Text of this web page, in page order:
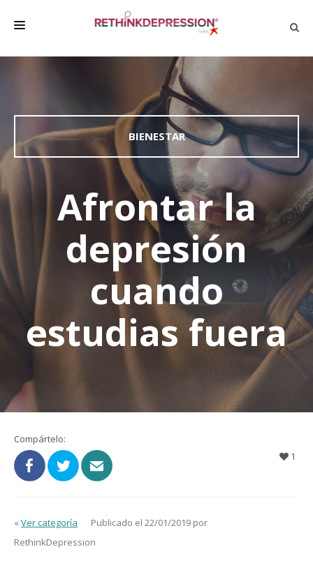
ACERCA DE LA DEPRESIÓN
HABLAR CON LOS DEMÁS
BIENESTAR
FAMILIA Y AMIGOS
EMPRESA
DEPRESSÃO SEM RODEIOS
BIENESTAR
Afrontar la
depresión
cuando
estudias fuera
Compártelo:
1
« Ver categoría
Publicado el 22/01/2019 por
RethinkDepression